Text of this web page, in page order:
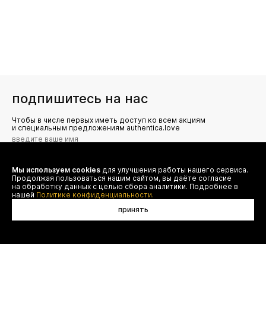
подпишитесь на нас
Чтобы в числе первых иметь доступ ко всем акциям
и специальным предложениям authentica.love
Я даю согласие на сбор, обработку и хранение моих
персональных данных (имя, email, телефон) для получения
рекламных и информационных рассылок от ООО 'БТ
Юнайтед', а также ознакомлен(а) с
Политикой конфиденциальности
Мы используем cookies для улучшения работы нашего сервиса.
Продолжая пользоваться нашим сайтом, вы даёте согласие
на обработку данных с целью сбора аналитики. Подробнее в
нашей Политике конфиденциальности.
принять